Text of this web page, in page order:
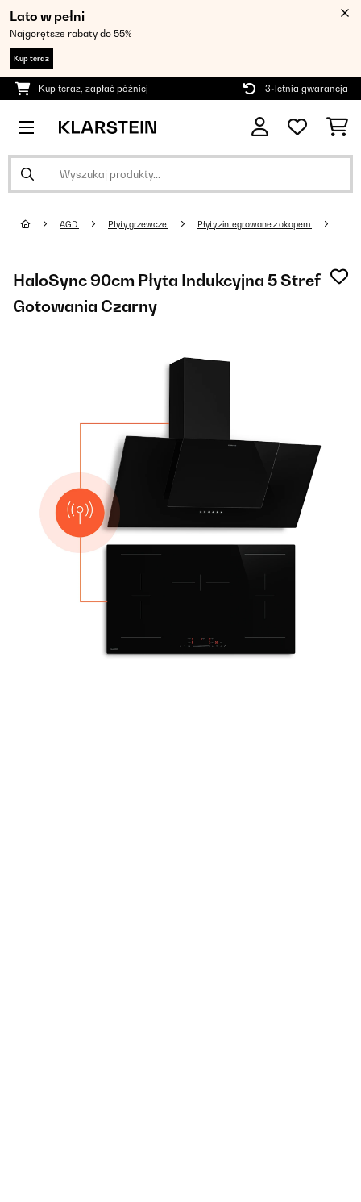
Lato w pełni
Najgorętsze rabaty do 55%
Kup teraz
Kup teraz, zapłać później 3-letnia gwarancja
AGD Płyty grzewcze Płyty zintegrowane z okapem
HaloSync 90cm Płyta Indukcyjna 5 Stref
Gotowania Czarny